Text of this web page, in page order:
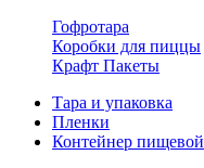
Гофротара
Коробки для пиццы
Крафт Пакеты
Тара и упаковка
Пленки
Контейнер пищевой